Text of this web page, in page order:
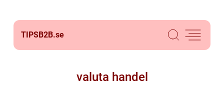
TIPSB2B.se
valuta handel